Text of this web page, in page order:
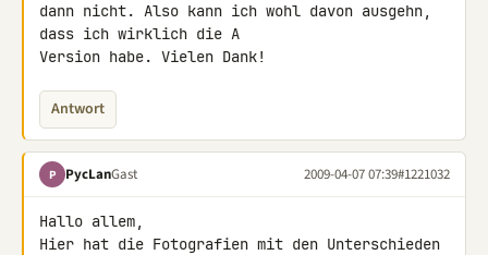
dann nicht. Also kann ich wohl davon ausgehn,
dass ich wirklich die A
Version habe. Vielen Dank!
Antwort
P PycLanGast 2009-04-07 07:39#1221032
Hallo allem,
Hier hat die Fotografien mit den Unterschieden